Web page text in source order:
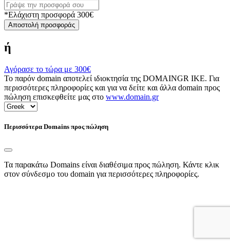
*Ελάχιστη προσφορά 300€
Αποστολή προσφοράς
ή
Αγόρασε το τώρα με 300€
Το παρόν domain αποτελεί ιδιοκτησία της DOMAINGR ΙΚΕ. Για
περισσότερες πληροφορίες και για να δείτε και άλλα domain προς
πώληση επισκεφθείτε μας στο www.domain.gr
Περισσότερα Domains προς πώληση
Τα παρακάτω Domains είναι διαθέσιμα προς πώληση. Κάντε κλικ
στον σύνδεσμο του domain για περισσότερες πληροφορίες.